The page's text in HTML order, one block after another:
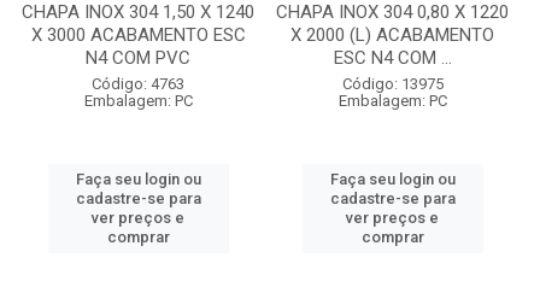
CHAPA INOX 304 1,50 X 1240
X 3000 ACABAMENTO ESC
N4 COM PVC
Código: 4763
Embalagem: PC
Faça seu login ou
cadastre-se para
ver preços e
comprar
CHAPA INOX 304 0,80 X 1220
X 2000 (L) ACABAMENTO
ESC N4 COM ...
Código: 13975
Embalagem: PC
Faça seu login ou
cadastre-se para
ver preços e
comprar